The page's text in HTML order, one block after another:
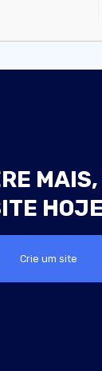
Crie um site